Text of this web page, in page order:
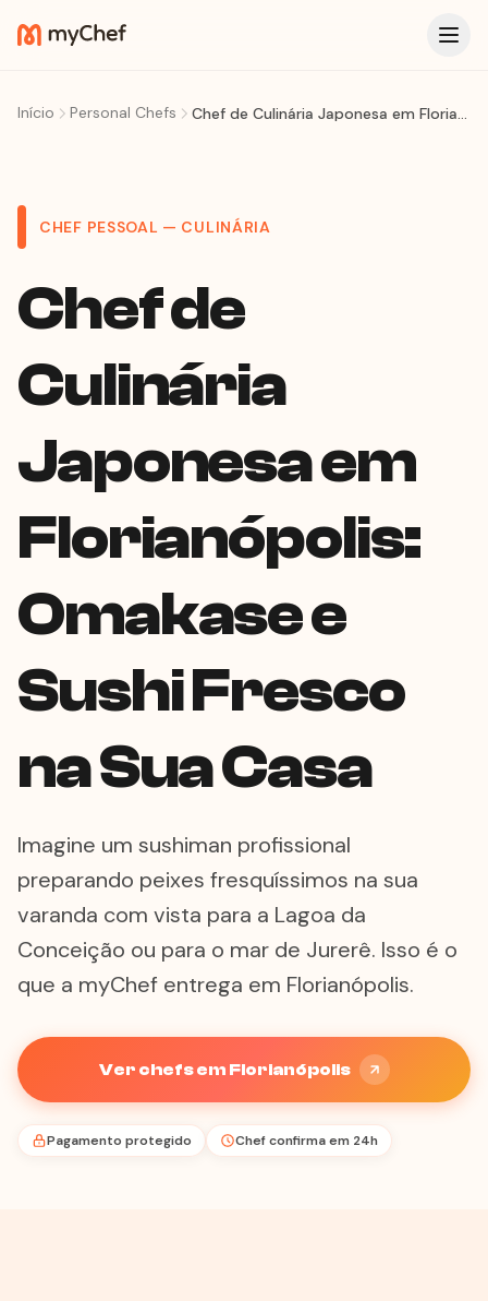
Início Personal Chefs Chef de Culinária Japonesa em Florianópolis: Omakase e Sushi Fresco na Sua Casa
CHEF PESSOAL — CULINÁRIA
Chef de
Culinária
Japonesa em
Florianópolis:
Omakase e
Sushi Fresco
na Sua Casa
Imagine um sushiman profissional
preparando peixes fresquíssimos na sua
varanda com vista para a Lagoa da
Conceição ou para o mar de Jurerê. Isso é o
que a myChef entrega em Florianópolis.
Ver chefs em Florianópolis
Pagamento protegido Chef confirma em 24h